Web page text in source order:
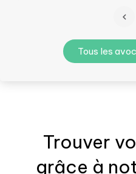
Tous les
Trouver
grâce à